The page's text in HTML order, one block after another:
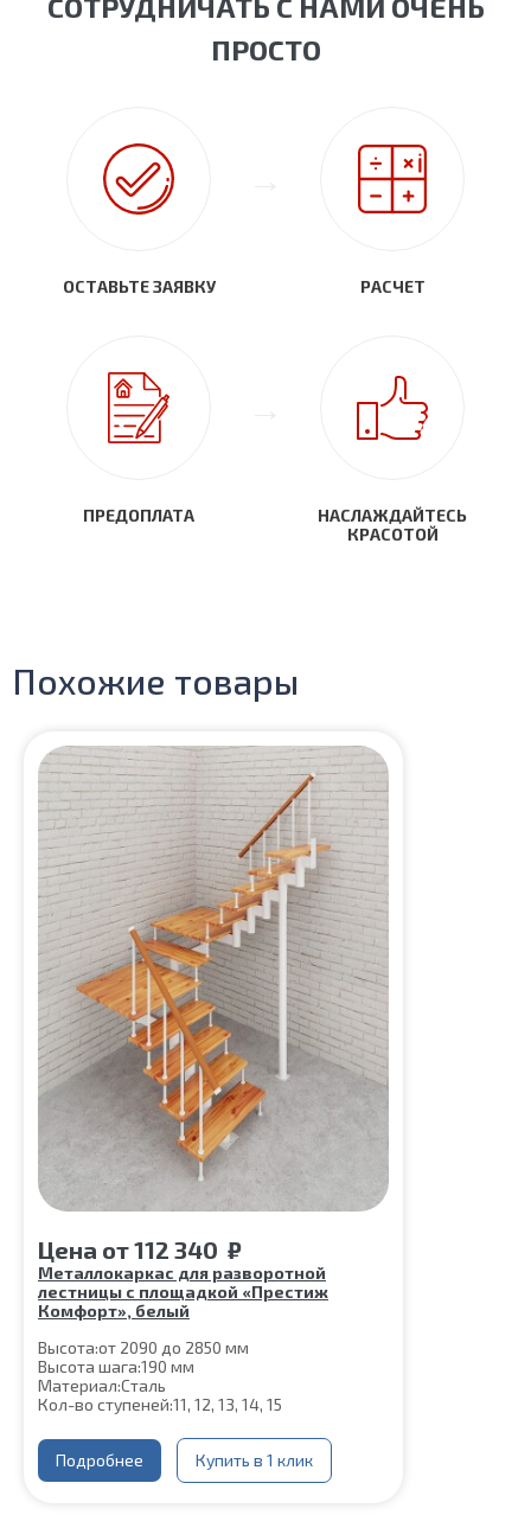
ПРОСТО
ОСТАВЬТЕ ЗАЯВКУ РАСЧЕТ
ПРЕДОПЛАТА
НАСЛАЖДАЙТЕСЬ
КРАСОТОЙ
Похожие товары
Цена от112 340 ₽
Металлокаркас для разворотной
лестницы с площадкой «Престиж
Комфорт», белый
Высота:от 2090 до 2850 мм
Высота шага:190 мм
Материал:Сталь
Кол-во ступеней:11, 12, 13, 14, 15
Подробнее Купить в 1 клик